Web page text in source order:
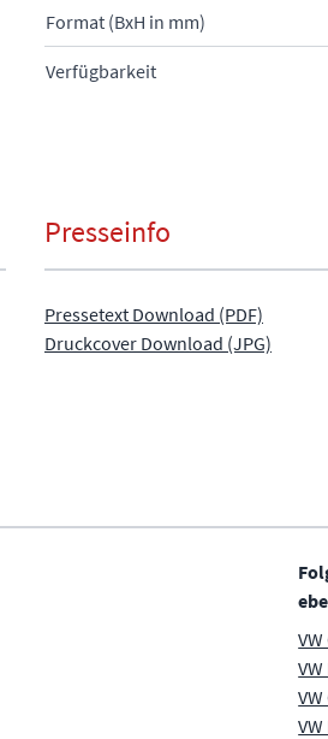
Format (BxH in mm)
Verfügbarkeit
Presseinfo
Pressetext Download (PDF)
Druckcover Download (JPG)